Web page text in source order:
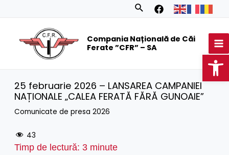
Search
Compania Națională de Căi
Ferate ”CFR” – SA
25 februarie 2026 – LANSAREA CAMPANIEI
NAȚIONALE „CALEA FERATĂ FĂRĂ GUNOAIE”
Comunicate de presa 2026
43
Timp de lectură: 3 minute